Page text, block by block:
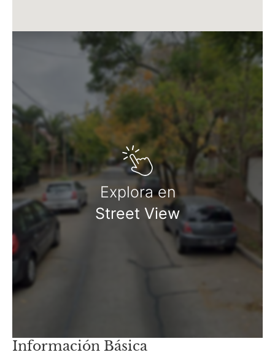
Explora en
Street View
Información Básica